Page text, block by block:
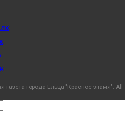
газета города Ельца "Красное знамя". All